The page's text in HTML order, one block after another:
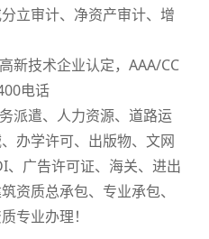
立审计、净资产审计、增
新技术企业认定，AAA/CC
电话
派遣、人力资源、道路运
办学许可、出版物、文网
、广告许可证、海关、进出
资质总承包、专业承包、
专业办理！